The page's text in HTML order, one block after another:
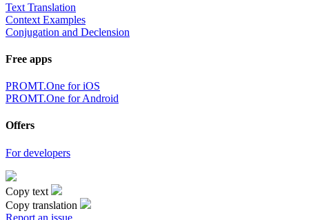
Text Translation
Context Examples
Conjugation and Declension
Free apps
PROMT.One for iOS
PROMT.One for Android
Offers
For developers
Copy text
Copy translation
Report an issue